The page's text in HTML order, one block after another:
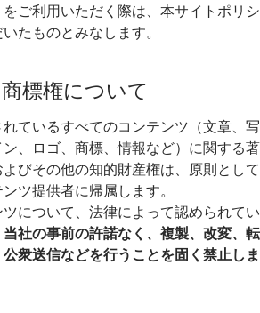
ご利用いただく際は、本サイトポリシ
たものとみなします。
標権について
ているすべてのコンテンツ（文章、写
、ロゴ、商標、情報など）に関する著
びその他の知的財産権は、原則として
ツ提供者に帰属します。
について、法律によって認められてい
当社の事前の許諾なく、複製、改変、転
衆送信などを行うことを固く禁止しま